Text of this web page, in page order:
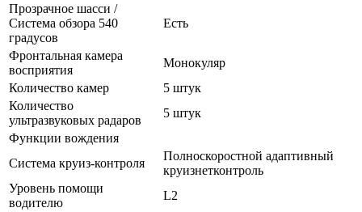
Прозрачное шасси /
Система обзора 540
градусов
Есть
Фронтальная камера
восприятия
Монокуляр
Количество камер
5 штук
Количество
ультразвуковых радаров
5 штук
Функции вождения
Система круиз-контроля
Полноскоростной адаптивный
круизнетконтроль
Уровень помощи
водителю
L2